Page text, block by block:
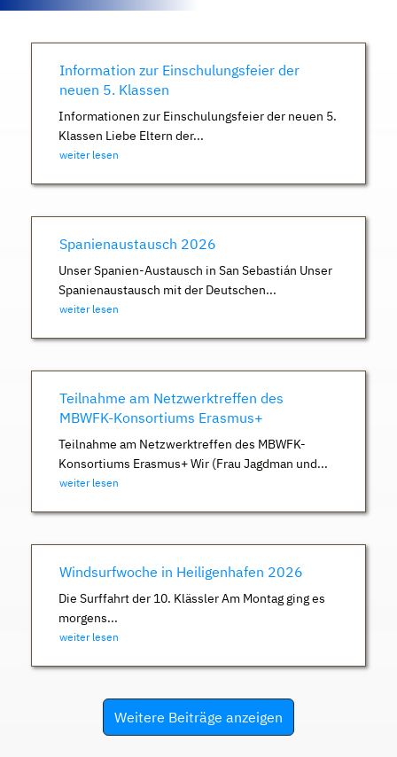
Information zur Einschulungsfeier der
neuen 5. Klassen
Informationen zur Einschulungsfeier der neuen 5.
Klassen Liebe Eltern der...
weiter lesen
Spanienaustausch 2026
Unser Spanien-Austausch in San Sebastián Unser
Spanienaustausch mit der Deutschen...
weiter lesen
Teilnahme am Netzwerktreffen des
MBWFK-Konsortiums Erasmus+
Teilnahme am Netzwerktreffen des MBWFK-
Konsortiums Erasmus+ Wir (Frau Jagdman und...
weiter lesen
Windsurfwoche in Heiligenhafen 2026
Die Surffahrt der 10. Klässler Am Montag ging es
morgens...
weiter lesen
Weitere Beiträge anzeigen